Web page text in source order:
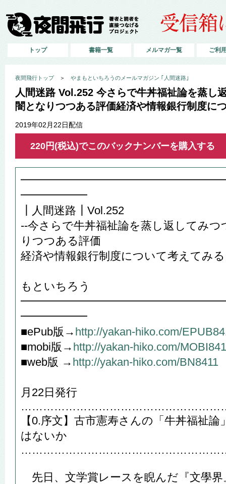
トップ 書籍一覧 メルマガ一覧 ご利
夜間飛行トップ＞ やまもといちろうのメールマガジン ｢人間迷路｣
人間迷路 Vol.252 今さらで牛丼福祉論を蒸し
闇となりつつある評価経済や情報銀行制度に
2019年02月22日配信
220円(税込)でこのバックナンバーを購入する
━━━━━━
┃人間迷路┃Vol.252
--今さらで牛丼福祉論を蒸し返してみ
りつつある評価
経済や情報銀行制度について考えてみ
もといちろう
━━━━━━
■ePub版→ http://yakan-hiko.com/
■mobi版→ http://yakan-hiko.com/
■web版 → http://yakan-hiko.com/BN8411
月22日発行
【0.序文】古市憲寿さんの「牛丼福祉
はないか
先日、文学賞レースを睨んだ『文學